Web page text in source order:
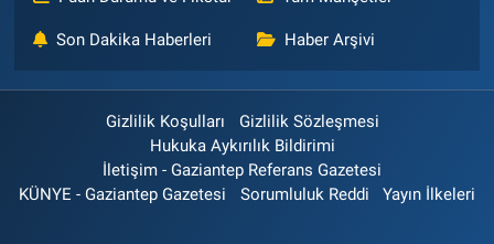
Son Dakika Haberleri Haber Arşivi
Gizlilik Koşulları
Gizlilik Sözleşmesi
Hukuka Aykırılık Bildirimi
İletişim - Gaziantep Referans Gazetesi
KÜNYE - Gaziantep Gazetesi
Sorumluluk Reddi Yayın İlkeleri